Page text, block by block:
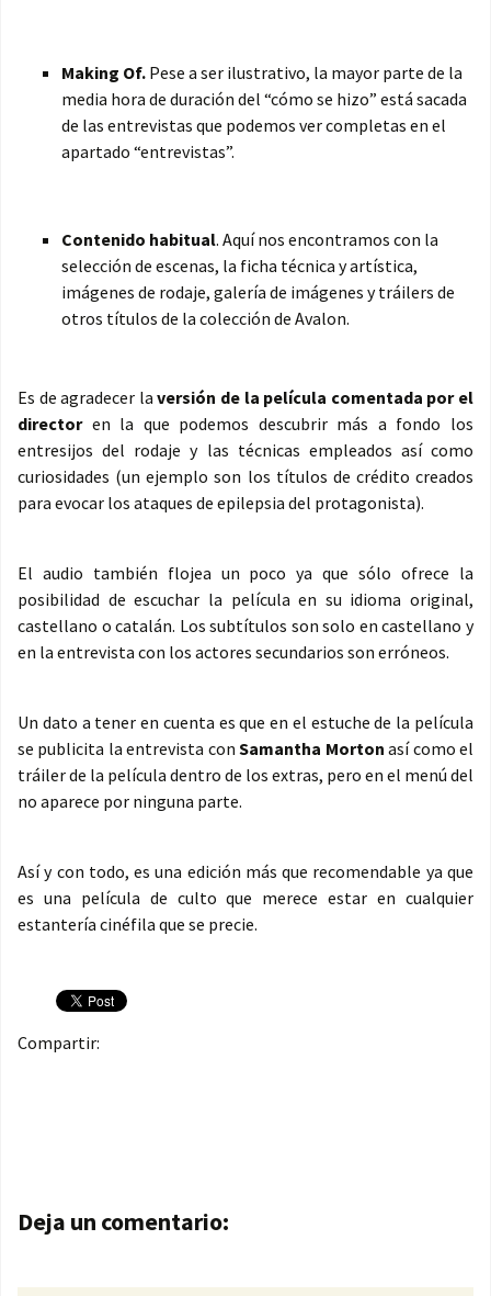
Making Of. Pese a ser ilustrativo, la mayor parte de la
media hora de duración del “cómo se hizo” está sacada
de las entrevistas que podemos ver completas en el
apartado “entrevistas”.
Contenido habitual. Aquí nos encontramos con la
selección de escenas, la ficha técnica y artística,
imágenes de rodaje, galería de imágenes y tráilers de
otros títulos de la colección de Avalon.
Es de agradecer laversión de la película comentada por el
directoren la que podemos descubrir más a fondo los
entresijos del rodaje y las técnicas empleados así como
curiosidades (un ejemplo son los títulos de crédito creados
para evocar los ataques de epilepsia del protagonista).
El audio también flojea un poco ya que sólo ofrece la
posibilidad de escuchar la película en su idioma original,
castellano o catalán. Los subtítulos son solo en castellano y
en la entrevista con los actores secundarios son erróneos.
Un dato a tener en cuenta es que en el estuche de la película
se publicita la entrevista conSamantha Morton así como el
tráiler de la película dentro de los extras, pero en el menú del
no aparece por ninguna parte.
Así y con todo, es una edición más que recomendable ya que
es una película de culto que merece estar en cualquier
estantería cinéfila que se precie.
Compartir:
Navegación de entradas
Deja un comentario: